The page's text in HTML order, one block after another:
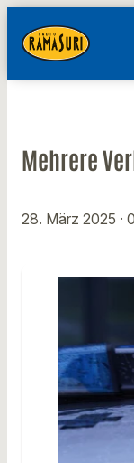
Mehrere
28. März 2025 ·